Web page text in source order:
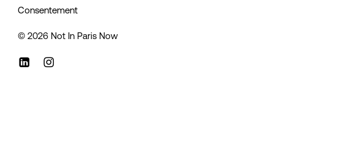
Consentement
© 2026 Not In Paris Now